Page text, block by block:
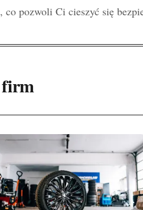
co pozwoli Ci cieszyć się